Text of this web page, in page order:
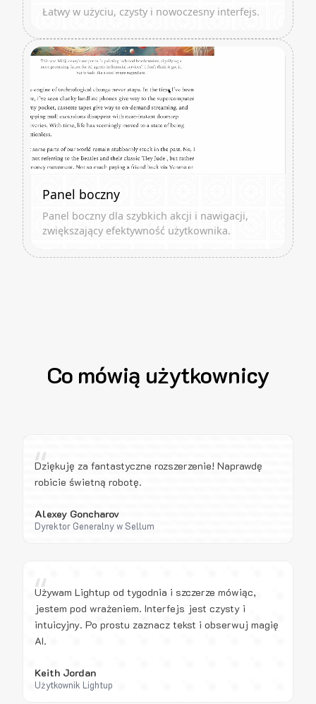
Łatwy w użyciu, czysty i nowoczesny interfejs.
Panel boczny
Panel boczny dla szybkich akcji i nawigacji,
zwiększający efektywność użytkownika.
Co mówią użytkownicy
“
Dziękuję za fantastyczne rozszerzenie! Naprawdę
robicie świetną robotę.
Alexey Goncharov
Dyrektor Generalny w Sellum
“
Używam Lightup od tygodnia i szczerze mówiąc,
jestem pod wrażeniem. Interfejs jest czysty i
intuicyjny. Po prostu zaznacz tekst i obserwuj magię
AI.
Keith Jordan
Użytkownik Lightup